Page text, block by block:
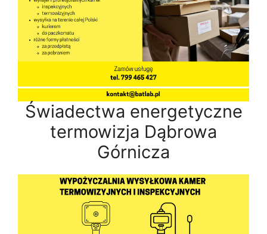
Świadectwa energetyczne
termowizja Dąbrowa
Górnicza